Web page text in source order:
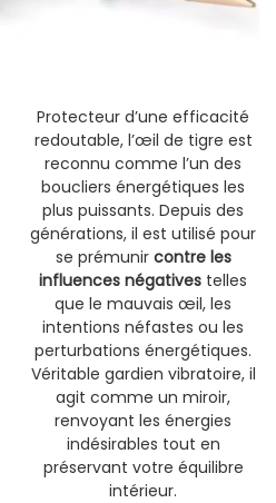
Protecteur d’une efficacité
redoutable, l’œil de tigre est
reconnu comme l’un des
boucliers énergétiques les
plus puissants. Depuis des
générations, il est utilisé pour
se prémunir contre les
influences négatives telles
que le mauvais œil, les
intentions néfastes ou les
perturbations énergétiques.
Véritable gardien vibratoire, il
agit comme un miroir,
renvoyant les énergies
indésirables tout en
préservant votre équilibre
intérieur.